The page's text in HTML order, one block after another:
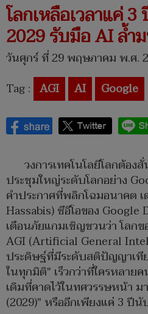
โลกเหลือเวลาแค่
2029 รับมือ AI ล้ำ
วันศุกร์ ที่ 29 พฤษภาคม พ.ศ.
Tag : AGI AI Google
วงการเทคโนโลยีโลกต้อง
ประชุมใหญ่ระดับโลกอย่าง
คำประกาศที่พลิกโฉมอนาคต
Hassabis) ซีอีโอของ
เตือนภัยแกมเชิญชวนว่า โลกข
AGI (Artificial General
ประดิษฐ์ที่มีระดับสติปัญญาเที
ในทุกมิติ" เร็วกว่าที่ใครหลาย
เดิมที่คาดไว้ในทศวรรษหน้า
(2029)" หรืออีกเพียงแค่ 3 ปี